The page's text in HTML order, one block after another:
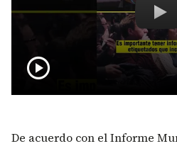
play_circle
De acuerdo con el Informe